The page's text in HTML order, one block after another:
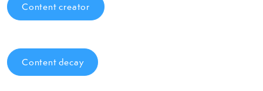
Content creator
Content decay